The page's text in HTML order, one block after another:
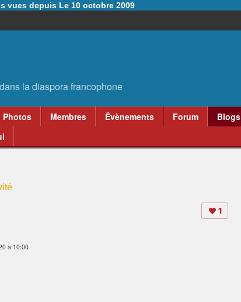
vues depuis Le 10 octobre 2009
Photos Membres Évènements Forum Blogs
1
à 10:00